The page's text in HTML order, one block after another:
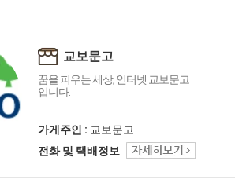
교보문고
꿈을 피우는 세상, 인터넷 교보문고
입니다.
가게주인 : 교보문고
전화 및 택배정보